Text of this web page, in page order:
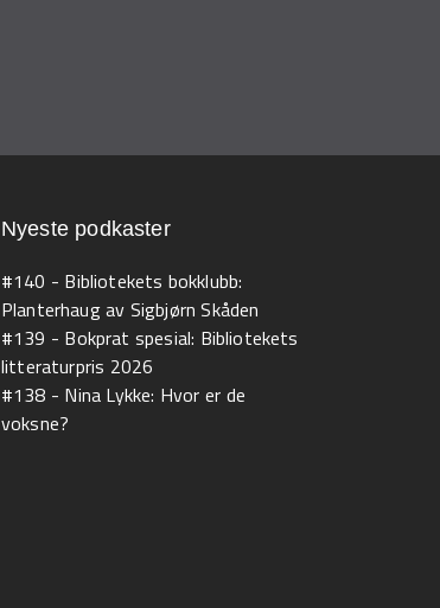
Nyeste podkaster
#140 - Bibliotekets bokklubb:
Planterhaug av Sigbjørn Skåden
#139 - Bokprat spesial: Bibliotekets
litteraturpris 2026
#138 - Nina Lykke: Hvor er de
voksne?